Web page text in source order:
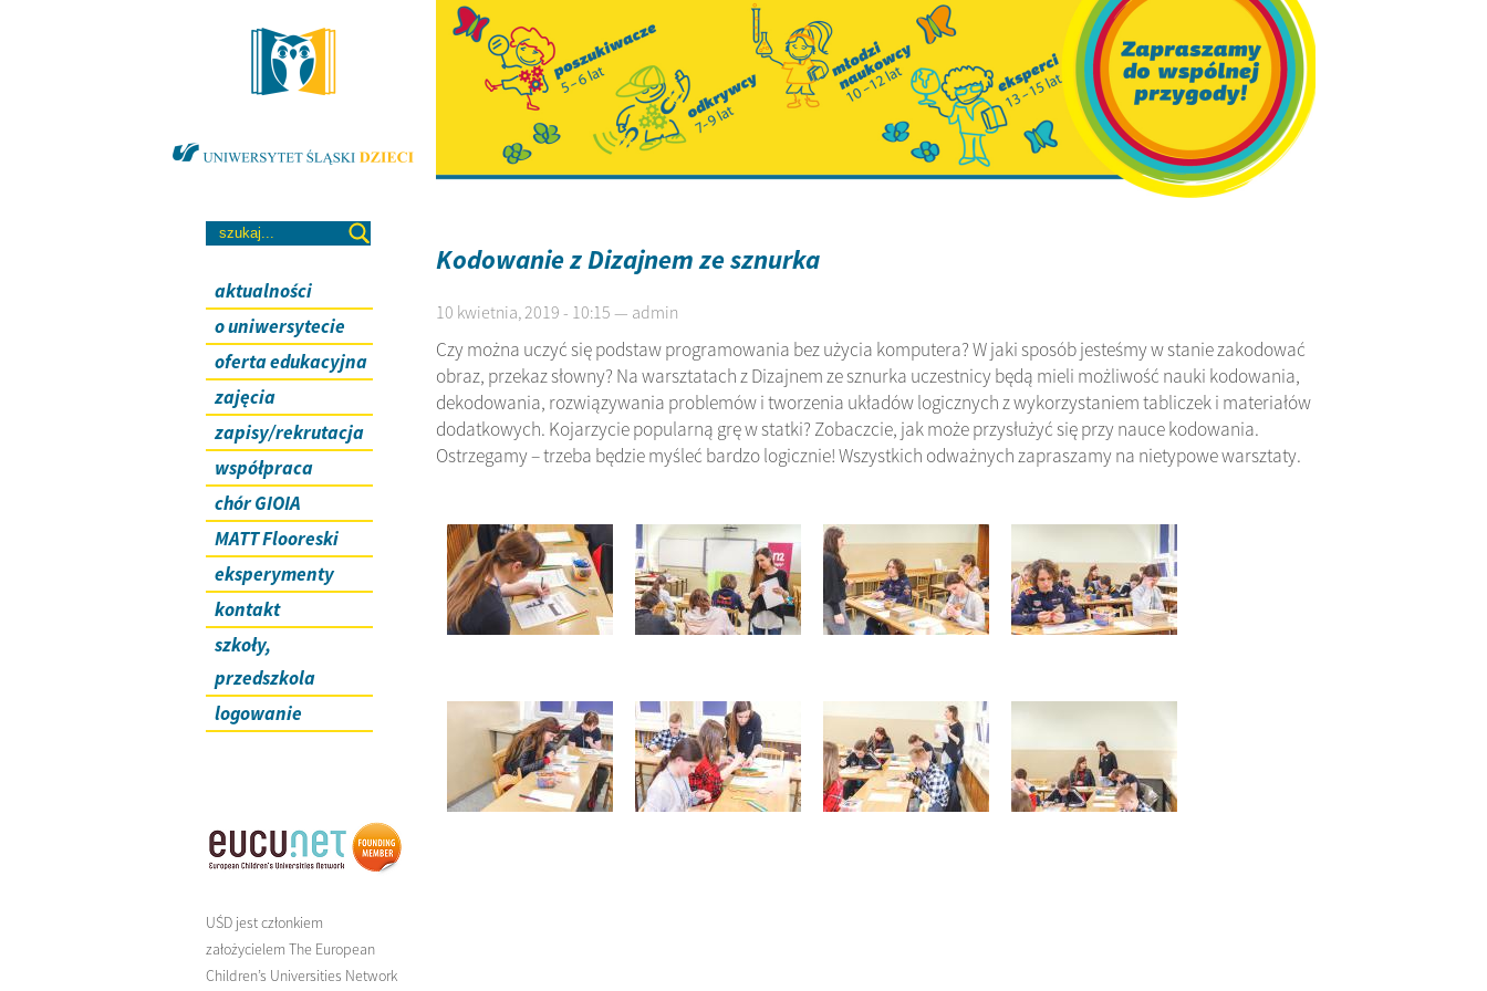
aktualności
o uniwersytecie
oferta edukacyjna
zajęcia
zapisy/rekrutacja
współpraca
chór GIOIA
MATT Flooreski
eksperymenty
kontakt
szkoły,
przedszkola
logowanie
UŚD jest członkiem
założycielem The European
Children’s Universities Network
Kodowanie z Dizajnem ze sznurka
10 kwietnia, 2019 - 10:15 — admin
Czy można uczyć się podstaw programowania bez użycia komputera? W jaki sposób jesteśmy w stanie zakodować
obraz, przekaz słowny? Na warsztatach z Dizajnem ze sznurka uczestnicy będą mieli możliwość nauki kodowania,
dekodowania, rozwiązywania problemów i tworzenia układów logicznych z wykorzystaniem tabliczek i materiałów
dodatkowych. Kojarzycie popularną grę w statki? Zobaczcie, jak może przysłużyć się przy nauce kodowania.
Ostrzegamy – trzeba będzie myśleć bardzo logicznie! Wszystkich odważnych zapraszamy na nietypowe warsztaty.